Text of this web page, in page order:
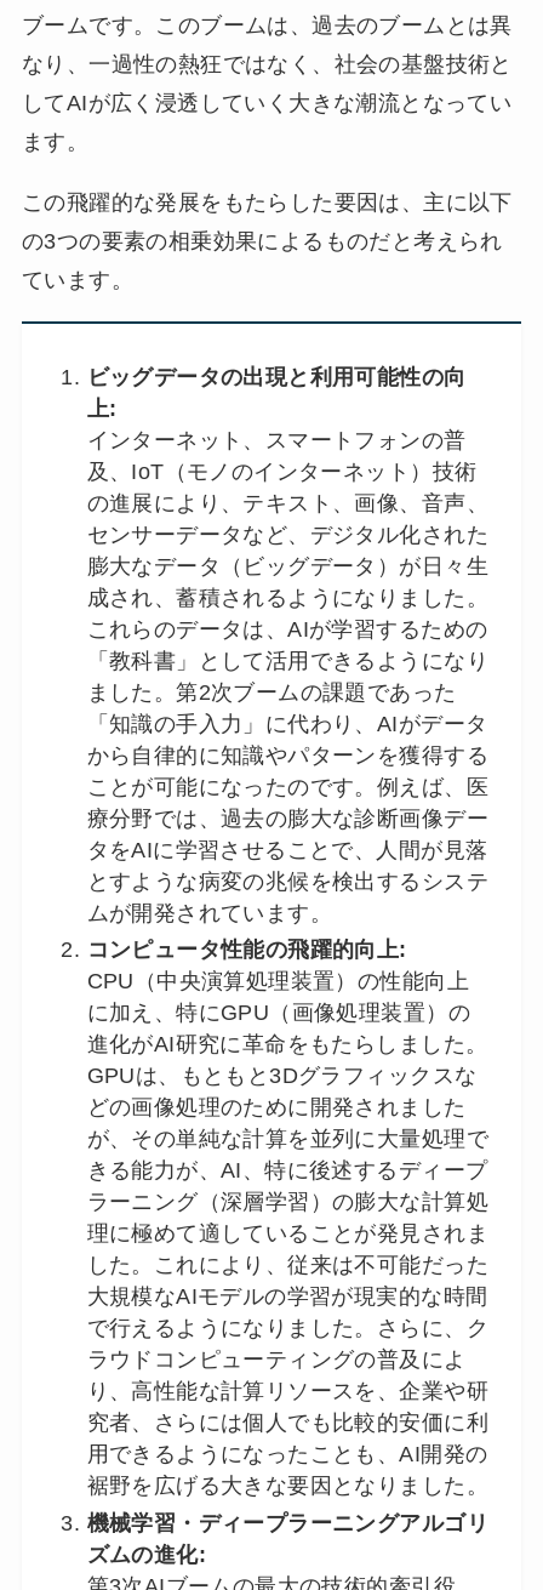
ブームです。このブームは、過去のブームとは異
なり、一過性の熱狂ではなく、社会の基盤技術と
してAIが広く浸透していく大きな潮流となってい
ます。
この飛躍的な発展をもたらした要因は、主に以下
の3つの要素の相乗効果によるものだと考えられ
ています。
ビッグデータの出現と利用可能性の向
上:
インターネット、スマートフォンの普
及、IoT（モノのインターネット）技術
の進展により、テキスト、画像、音声、
センサーデータなど、デジタル化された
膨大なデータ（ビッグデータ）が日々生
成され、蓄積されるようになりました。
これらのデータは、AIが学習するための
「教科書」として活用できるようになり
ました。第2次ブームの課題であった
「知識の手入力」に代わり、AIがデータ
から自律的に知識やパターンを獲得する
ことが可能になったのです。例えば、医
療分野では、過去の膨大な診断画像デー
タをAIに学習させることで、人間が見落
とすような病変の兆候を検出するシステ
ムが開発されています。
コンピュータ性能の飛躍的向上:
CPU（中央演算処理装置）の性能向上
に加え、特にGPU（画像処理装置）の
進化がAI研究に革命をもたらしました。
GPUは、もともと3Dグラフィックスな
どの画像処理のために開発されました
が、その単純な計算を並列に大量処理で
きる能力が、AI、特に後述するディープ
ラーニング（深層学習）の膨大な計算処
理に極めて適していることが発見されま
した。これにより、従来は不可能だった
大規模なAIモデルの学習が現実的な時間
で行えるようになりました。さらに、ク
ラウドコンピューティングの普及によ
り、高性能な計算リソースを、企業や研
究者、さらには個人でも比較的安価に利
用できるようになったことも、AI開発の
裾野を広げる大きな要因となりました。
機械学習・ディープラーニングアルゴリ
ズムの進化: